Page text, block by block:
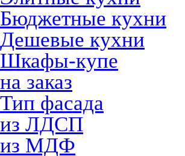
Бюджетные кухни
Дешевые кухни
Шкафы-купе
на заказ
Тип фасада
из ЛДСП
из МДФ